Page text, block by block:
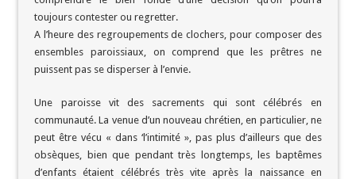
toujours contester ou regretter.
A l’heure des regroupements de clochers, pour composer des
ensembles paroissiaux, on comprend que les prêtres ne
puissent pas se disperser à l’envie.
Une paroisse vit des sacrements qui sont célébrés en
communauté. La venue d’un nouveau chrétien, en particulier, ne
peut être vécu « dans ‘l’intimité », pas plus d’ailleurs que des
obsèques, bien que pendant très longtemps, les baptêmes
d’enfants étaient célébrés très vite après la naissance en